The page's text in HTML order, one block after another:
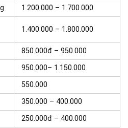
1.200.000 – 1.700.000
1.400.000 – 1.800.000
850.000đ – 950.000
950.000– 1.150.000
550.000
350.000 – 400.000
250.000đ – 400.000